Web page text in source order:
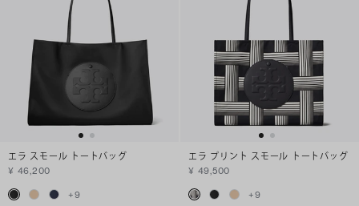
エラ スモール トートバッグ
¥ 46,200
+9
エラ プリント スモール トートバッグ
¥ 49,500
+9